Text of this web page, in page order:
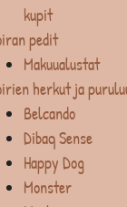
kupit
pedit
Makuualustat
herkut ja
Belcando
Dibaq Sense
Happy Dog
Monster